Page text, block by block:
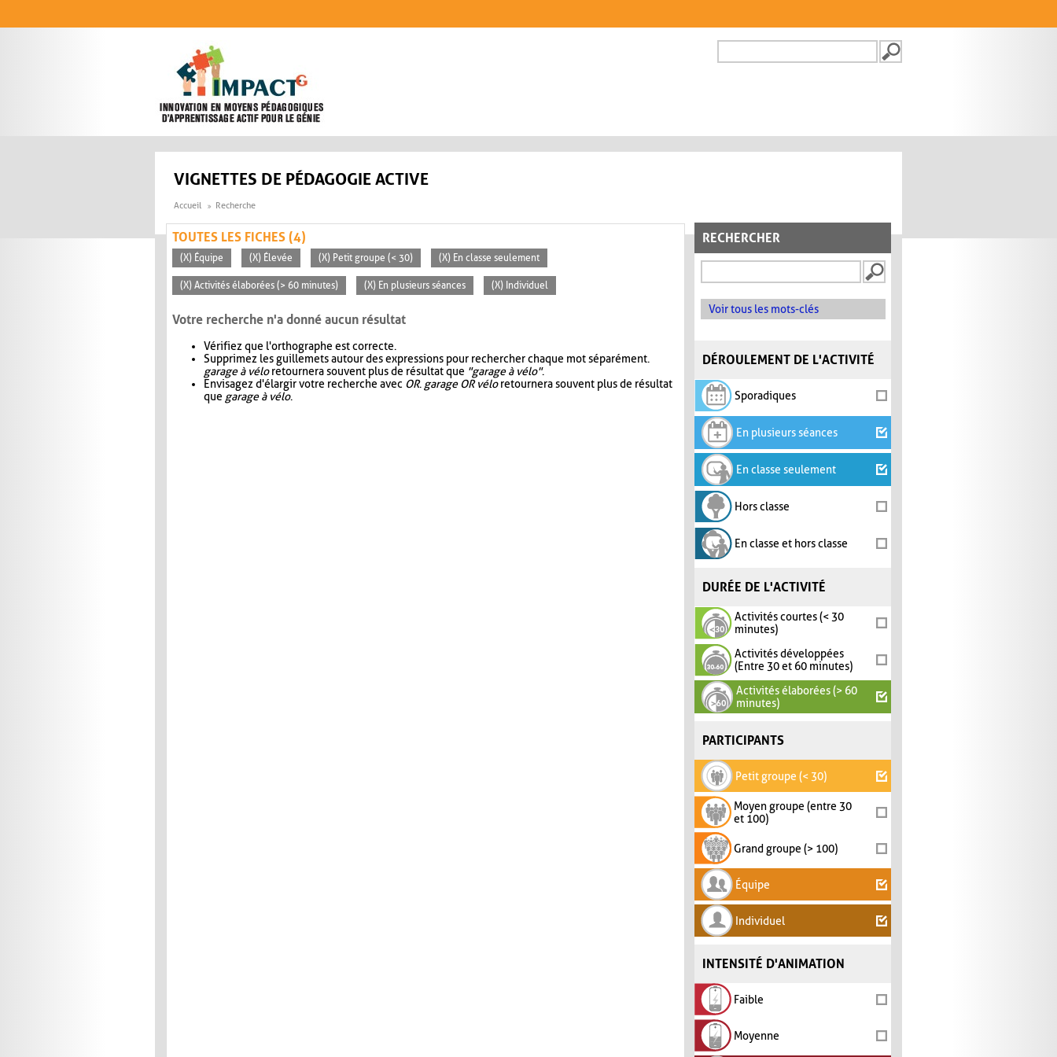
FORMULAIRE DE
VIGNETTES DE PÉDAGOGIE ACTIVE
Accueil Recherche
RECHERCHER
Voir tous les mots-clés
DÉROULEMENT DE L'ACTIVITÉ
Sporadiques
En plusieurs séances
En classe seulement
Hors classe
En classe et hors classe
DURÉE DE L'ACTIVITÉ
Activités courtes (< 30
minutes)
Activités développées
(Entre 30 et 60 minutes)
Activités élaborées (> 60
minutes)
PARTICIPANTS
Petit groupe (< 30)
Moyen groupe (entre 30
et 100)
Grand groupe (> 100)
Équipe
Individuel
INTENSITÉ D'ANIMATION
Faible
Moyenne
TOUTES LES FICHES (4)
(X) Équipe (X) Élevée (X) Petit groupe (< 30) (X) En classe seulement
(X) Activités élaborées (> 60 minutes) (X) En plusieurs séances (X) Individuel
Votre recherche n'a donné aucun résultat
Vérifiez que l'orthographe est correcte.
Supprimez les guillemets autour des expressions pour rechercher chaque mot séparément.
garage à véloretournera souvent plus de résultat que "garage à vélo".
Envisagez d'élargir votre recherche avec OR. garage OR véloretournera souvent plus de résultat
que garage à vélo.